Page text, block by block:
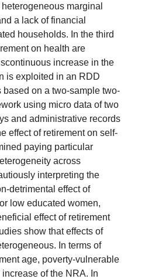
marginal
a lack of financial
households. In the third
on health are
increase in the
is exploited in an RDD
on a two-sample two-
using micro data of two
and administrative records
effect of retirement on self-
paying particular
across
interpreting the
detrimental effect of
low educated women,
effect of retirement
show that effects of
In terms of
age, poverty-vulnerable
of the NRA. In